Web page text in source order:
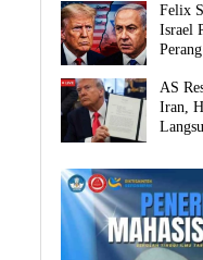
Felix
Israel
AS
Iran,